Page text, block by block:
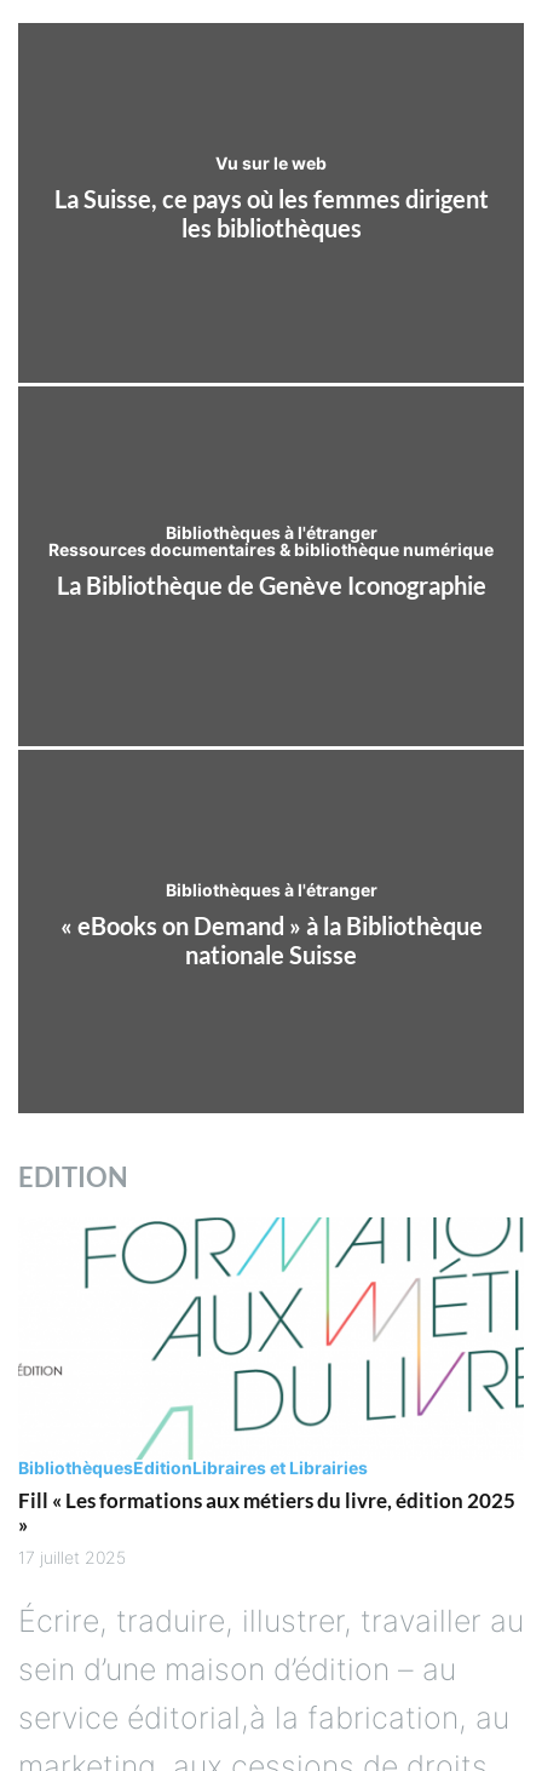
Vu sur le web
La Suisse, ce pays où les femmes dirigent
les bibliothèques
Bibliothèques à l'étranger
Ressources documentaires & bibliothèque numérique
La Bibliothèque de Genève Iconographie
Bibliothèques à l'étranger
« eBooks on Demand » à la Bibliothèque
nationale Suisse
EDITION
BibliothèquesEditionLibraires et Librairies
Fill « Les formations aux métiers du livre, édition 2025
»
17 juillet 2025
Écrire, traduire, illustrer, travailler au
sein d’une maison d’édition – au
service éditorial,à la fabrication, au